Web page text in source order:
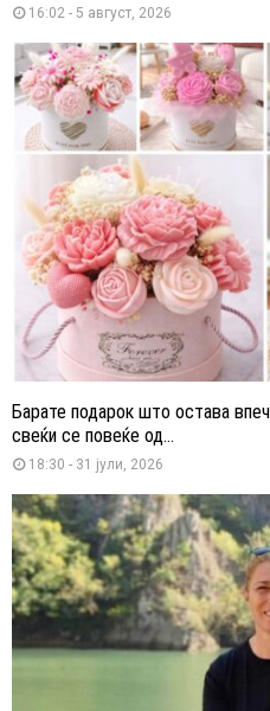
16:02 - 5 август, 2026
Барате подарок што остава
свеќи се повеќе од...
18:30 - 31 јули, 2026